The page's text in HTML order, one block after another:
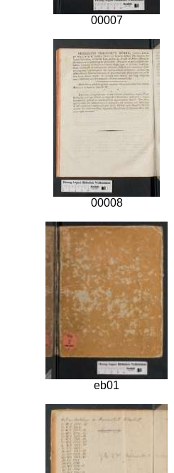
00007
00008
eb01